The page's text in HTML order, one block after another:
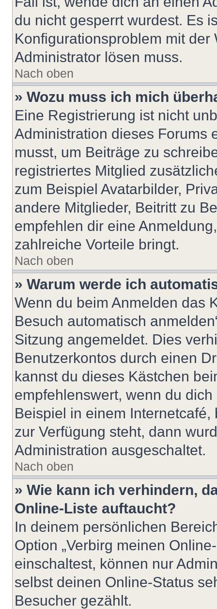
du nicht gesperrt wurdest. Es
Konfigurationsproblem mit
Administrator lösen muss.
Nach oben
» Wozu muss ich mich
Eine Registrierung ist nicht
Administration dieses Forums
musst, um Beiträge zu
registriertes Mitglied
zum Beispiel Avatarbilder,
andere Mitglieder, Beitritt zu
empfehlen dir eine
zahlreiche Vorteile bringt.
Nach oben
» Warum werde ich
Wenn du beim Anmelden das
Besuch automatisch
Sitzung angemeldet. Dies
Benutzerkontos durch einen
kannst du dieses Kästchen
empfehlenswert, wenn du
Beispiel in einem
zur Verfügung steht, dann
Administration ausgeschaltet.
Nach oben
» Wie kann ich verhindern,
Online-Liste auftaucht?
In deinem persönlichen
Option „Verbirg meinen
einschaltest, können nur
selbst deinen Online-Status
Besucher gezählt.